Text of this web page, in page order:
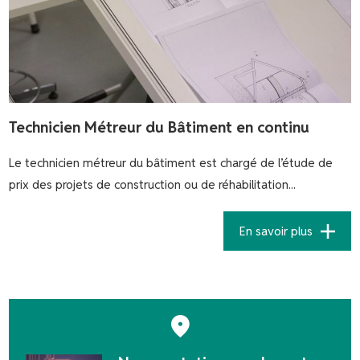
Technicien Métreur du Bâtiment en continu
Le technicien métreur du bâtiment est chargé de l’étude de
prix des projets de construction ou de réhabilitation...
En savoir plus